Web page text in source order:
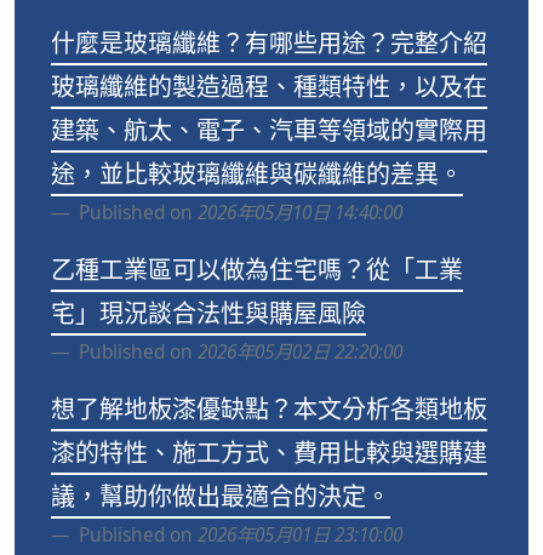
什麼是玻璃纖維？有哪些用途？完整介紹
玻璃纖維的製造過程、種類特性，以及在
建築、航太、電子、汽車等領域的實際用
途，並比較玻璃纖維與碳纖維的差異。
Published on 2026年05月10日 14:40:00
乙種工業區可以做為住宅嗎？從「工業
宅」現況談合法性與購屋風險
Published on 2026年05月02日 22:20:00
想了解地板漆優缺點？本文分析各類地板
漆的特性、施工方式、費用比較與選購建
議，幫助你做出最適合的決定。
Published on 2026年05月01日 23:10:00